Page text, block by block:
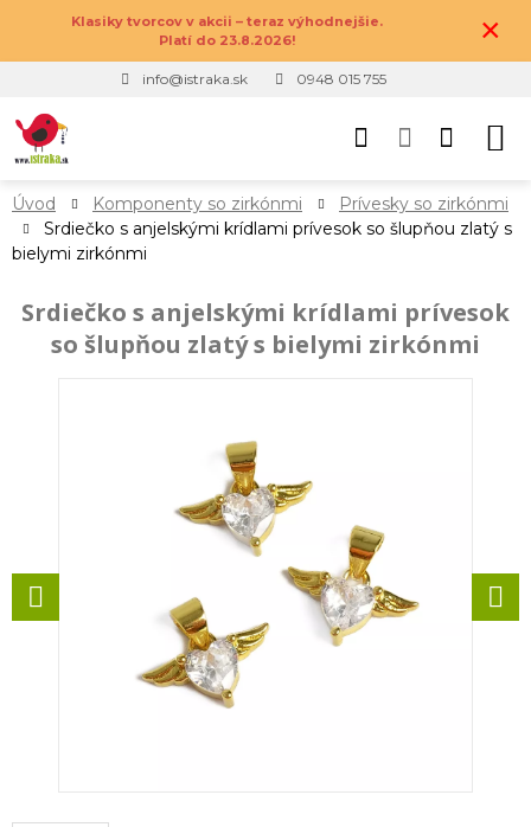
Klasiky tvorcov v akcii – teraz výhodnejšie.
Platí do 23.8.2026!
×
info@istraka.sk 0948 015 755
Úvod Komponenty so zirkónmi
Prívesky so zirkónmi
Srdiečko s anjelskými krídlami prívesok so šlupňou zlatý s
bielymi zirkónmi
Srdiečko s anjelskými krídlami prívesok
so šlupňou zlatý s bielymi zirkónmi